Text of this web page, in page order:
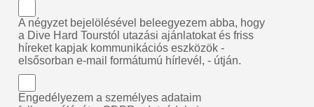
A négyzet bejelölésével beleegyezem abba, hogy
a Dive Hard Tourstól utazási ajánlatokat és friss
híreket kapjak kommunikációs eszközök -
elsősorban e-mail formátumú hírlevél, - útján.
Engedélyezem a személyes adataim